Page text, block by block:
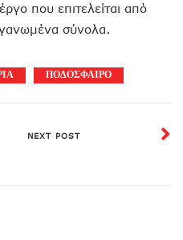
που επιτελείται από
σύνολα.
ΠΟΔΟΣΦΑΙΡΟ
NEXT POST